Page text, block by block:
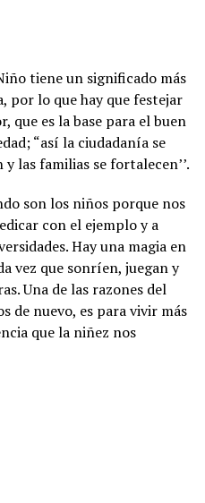
tiene un significado más
por lo que hay que festejar
que es la base para el buen
“así la ciudadanía se
las familias se fortalecen’’.
son los niños porque nos
con el ejemplo y a
Hay una magia en
vez que sonríen, juegan y
Una de las razones del
de nuevo, es para vivir más
que la niñez nos